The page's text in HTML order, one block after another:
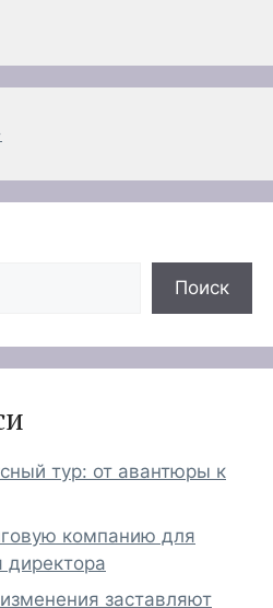
Поиск
тур: от авантюры к
компанию для
директора
заставляют